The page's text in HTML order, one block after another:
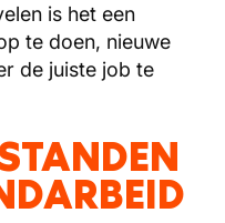
is het een
te doen, nieuwe
de juiste job te